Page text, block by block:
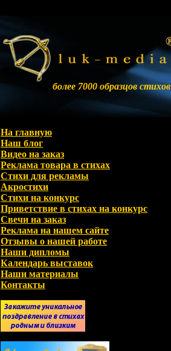
более 7000 образцов стихов
На главную
Наш блог
Видео на заказ
Реклама товара в стихах
Стихи для рекламы
Акростихи
Стихи на конкурс
Приветствие в стихах на конкурс
Свечи на заказ
Реклама на нашем сайте
Отзывы о нашей работе
Наши дипломы
Календарь выставок
Наши материалы
Контакты